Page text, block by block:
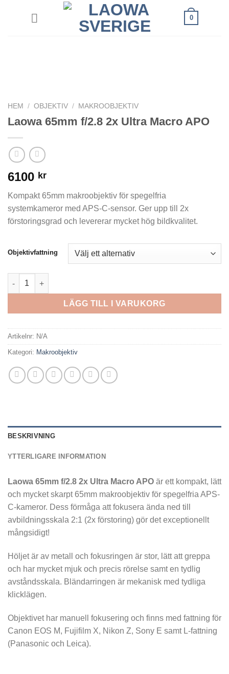
0
HEM / OBJEKTIV / MAKROOBJEKTIV
Laowa 65mm f/2.8 2x Ultra Macro APO
6100 kr
Kompakt 65mm makroobjektiv för spegelfria
systemkameror med APS-C-sensor. Ger upp till 2x
förstoringsgrad och levererar mycket hög bildkvalitet.
Objektivfattning
Laowa 65mm f/2.8 2x Ultra Macro APO mängd
LÄGG TILL I VARUKORG
Artikelnr: N/A
Kategori: Makroobjektiv
BESKRIVNING
YTTERLIGARE INFORMATION
Laowa 65mm f/2.8 2x Ultra Macro APO är ett kompakt, lätt
och mycket skarpt 65mm makroobjektiv för spegelfria APS-
C-kameror. Dess förmåga att fokusera ända ned till
avbildningsskala 2:1 (2x förstoring) gör det exceptionellt
mångsidigt!
Höljet är av metall och fokusringen är stor, lätt att greppa
och har mycket mjuk och precis rörelse samt en tydlig
avståndsskala. Bländarringen är mekanisk med tydliga
klicklägen.
Objektivet har manuell fokusering och finns med fattning för
Canon EOS M, Fujifilm X, Nikon Z, Sony E samt L-fattning
(Panasonic och Leica).